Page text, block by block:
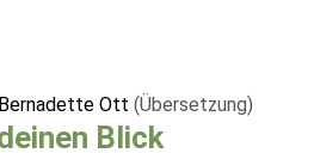
Ott (Übersetzung)
Blick